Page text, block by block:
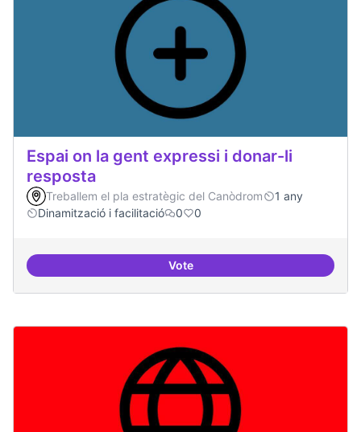
Espai on la gent expressi i donar-li
resposta
Treballem el pla estratègic del Canòdrom
1 any
Dinamització i facilitació
0 0
VoteEspai on la gent expressi i